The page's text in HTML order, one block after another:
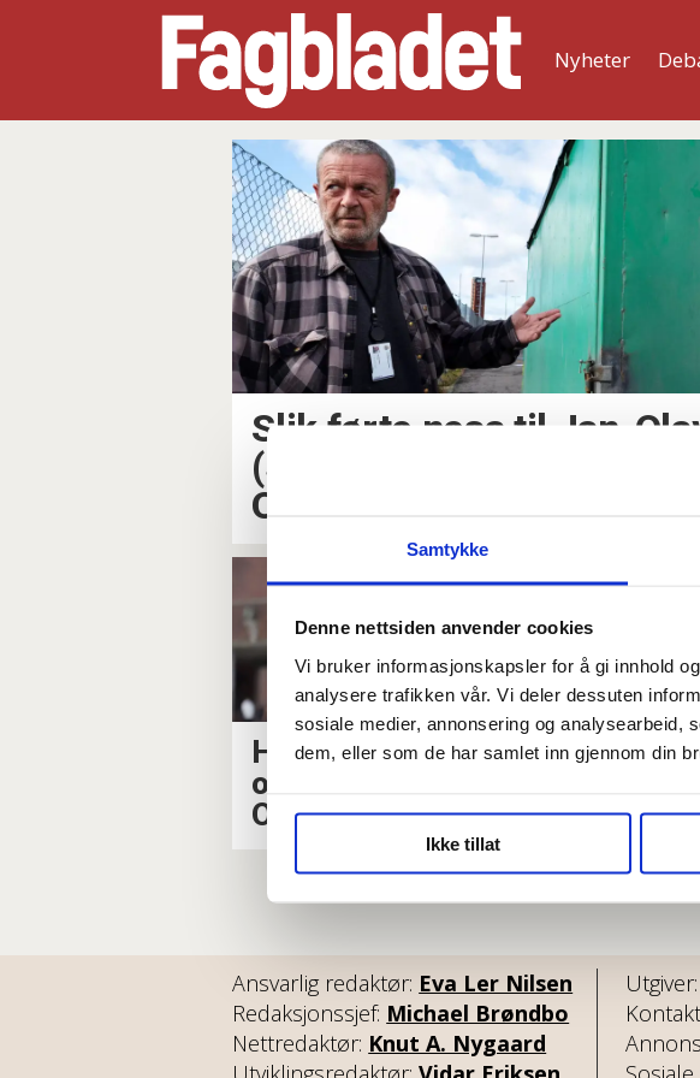
Samtykke
Denne nettsiden anvender cookies
Vi bruker informasjonskapsler for å gi innhold
analysere trafikken vår. Vi deler dessuten
sosiale medier, annonsering og analysearbeid,
dem, eller som de har samlet inn gjennom din
Ikke tillat
Nyheter
energigjenvinningsetaten
Slik førte nesa til Jan-
(58) til storoppvask i
Oslo
Høyre-politiker raser
over Fagforbundet i
Oslo-sakene
Ansvarlig redaktør: Eva Ler Nilsen
Redaksjonssjef: Michael Brøndbo
Nettredaktør: Knut A. Nygaard
Utgiver: